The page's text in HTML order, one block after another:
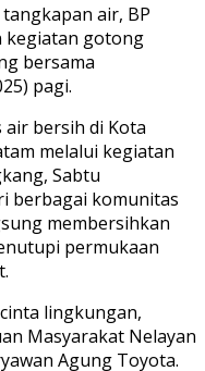
air, BP
kegiatan gotong
bersama
pagi.
air bersih di Kota
melalui kegiatan
Sabtu
berbagai komunitas
membersihkan
permukaan
lingkungan,
Masyarakat Nelayan
Agung Toyota.